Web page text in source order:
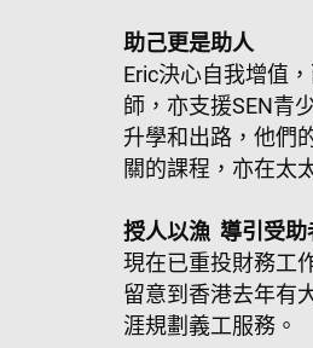
助己更是助人
Eric決心自我增值
師，亦支援SEN青
升學和出路，他們
關的課程，亦在太
授人以漁 導引受助
現在已重投財務工
留意到香港去年有
涯規劃義工服務。